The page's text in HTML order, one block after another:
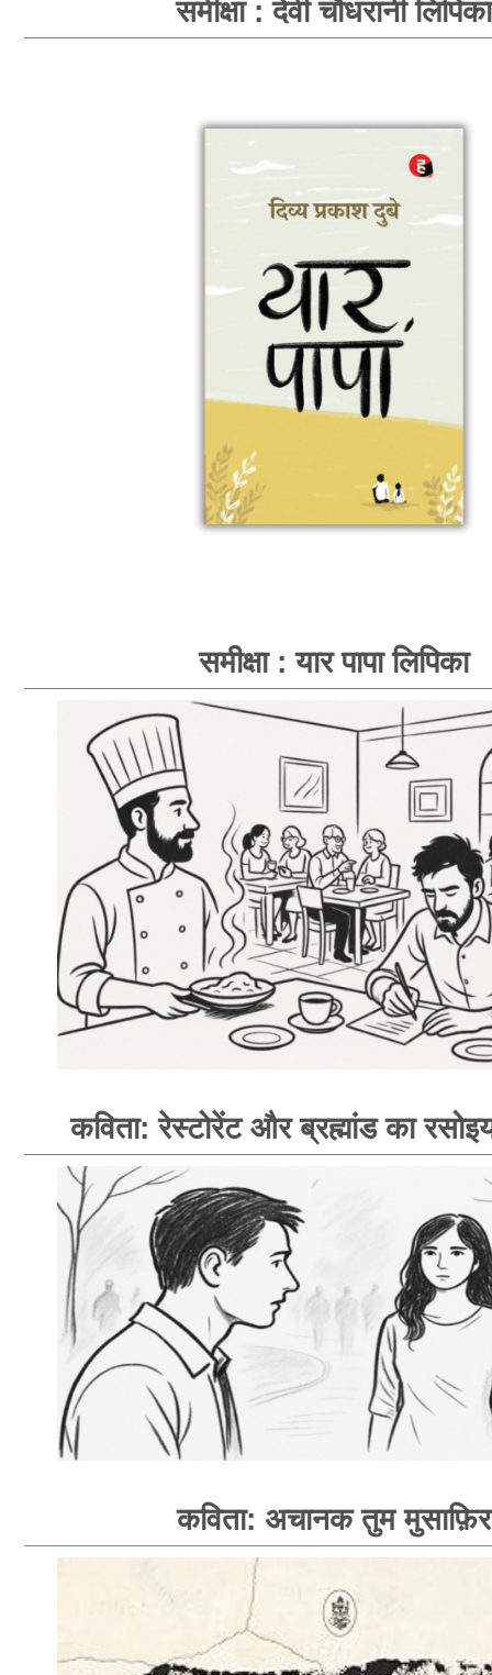
समीक्षा : देवी चौधरानी लिपिका
समीक्षा : यार पापा लिपिका
कविता: रेस्टोरेंट और ब्रह्मांड का
कविता: अचानक तुम मुसाफ़िर